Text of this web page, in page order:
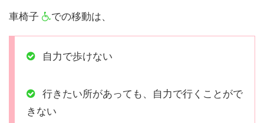
車椅子 での移動は、
自力で歩けない
行きたい所があっても、自力で行くことがで
きない